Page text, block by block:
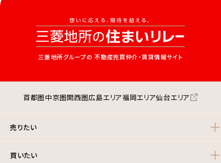
三菱地所グループの 不動産売買仲介・賃貸情報サイト
首都圏中京圏関西圏広島エリア福岡エリア仙台エリア
売りたい
買いたい